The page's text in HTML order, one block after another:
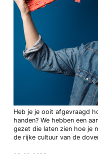
Heb je je ooit afgevraagd
handen? We hebben een
gezet die laten zien hoe je
de rijke cultuur van de